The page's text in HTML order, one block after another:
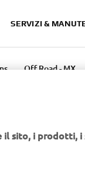
SERVIZI &
Off Road - MX
sito, i prodotti, i